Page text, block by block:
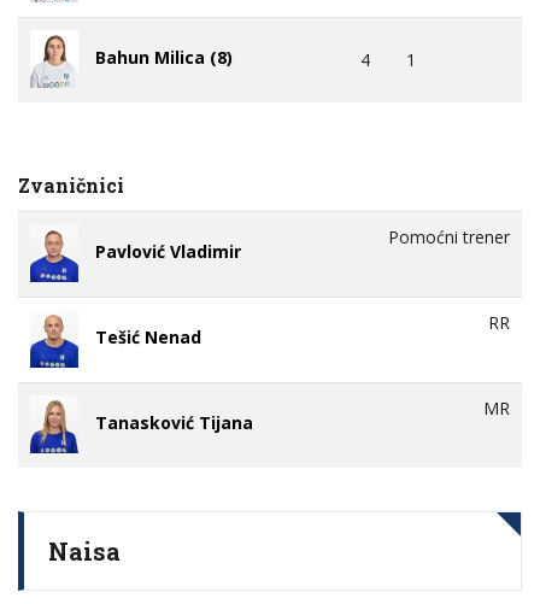
Bahun Milica (8) 4 1
Zvaničnici
Pavlović Vladimir
Pomoćni trener
Tešić Nenad
RR
Tanasković Tijana
MR
Naisa